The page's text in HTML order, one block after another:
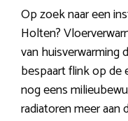
Op zoek naar een
Holten?
van huisverwarming
bespaart flink op de
nog eens
radiatoren meer aan